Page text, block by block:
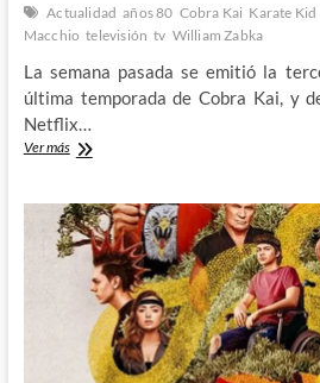
Actualidad años 80 Cobra Kai Karate Kid
Macchio televisión tv William Zabka
La semana pasada se emitió la
última temporada de Cobra Kai, y
Netflix…
Ver másEl
una
era:
Adiós
Cobra